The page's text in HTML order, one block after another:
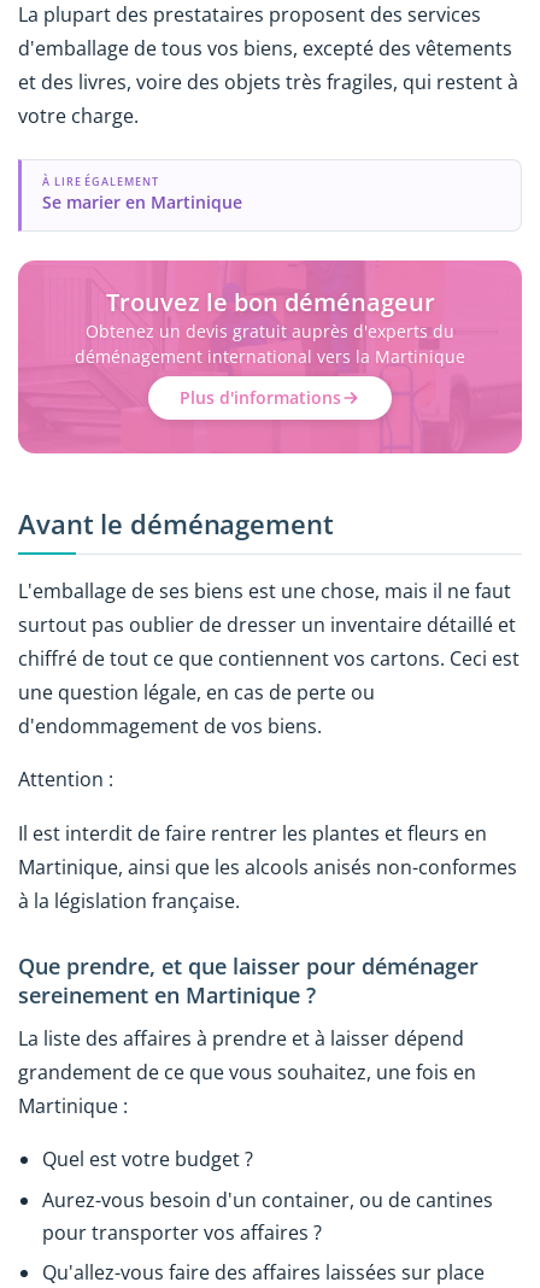
La plupart des prestataires proposent des services
d'emballage de tous vos biens, excepté des vêtements
et des livres, voire des objets très fragiles, qui restent à
votre charge.
À LIRE ÉGALEMENT
Se marier en Martinique
Trouvez le bon déménageur
Obtenez un devis gratuit auprès d'experts du
déménagement international vers la Martinique
Plus d'informations
Avant le déménagement
L'emballage de ses biens est une chose, mais il ne faut
surtout pas oublier de dresser un inventaire détaillé et
chiffré de tout ce que contiennent vos cartons. Ceci est
une question légale, en cas de perte ou
d'endommagement de vos biens.
Attention :
Il est interdit de faire rentrer les plantes et fleurs en
Martinique, ainsi que les alcools anisés non-conformes
à la législation française.
Que prendre, et que laisser pour déménager
sereinement en Martinique ?
La liste des affaires à prendre et à laisser dépend
grandement de ce que vous souhaitez, une fois en
Martinique :
Quel est votre budget ?
Aurez-vous besoin d'un container, ou de cantines
pour transporter vos affaires ?
Qu'allez-vous faire des affaires laissées sur place